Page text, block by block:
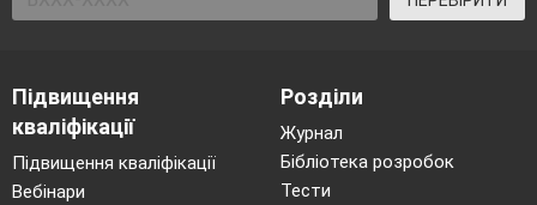
намагайся помандрувати цим ресурсом
Підвищення
кваліфікації
Підвищення кваліфікації
Вебінари
Розділи
Журнал
Бібліотека розробок
Тести